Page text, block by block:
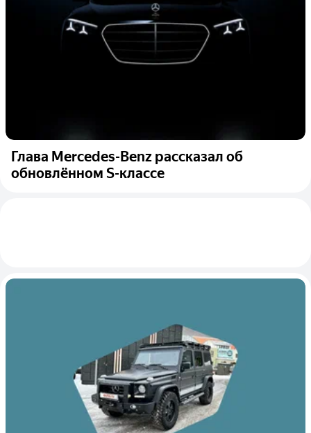
Глава Mercedes-Benz рассказал об
обновлённом S-классе